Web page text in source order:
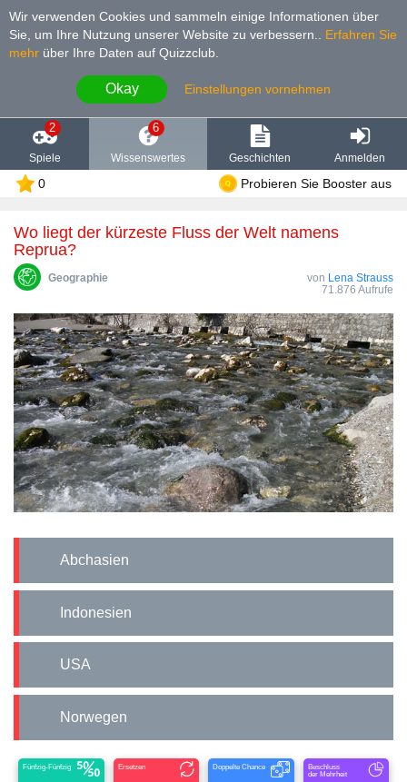
Wir verwenden Cookies und sammeln einige Informationen über
Sie, um Ihre Nutzung unserer Website zu verbessern.
Erfahren Sie
mehr über Ihre Daten auf Quizzclub.
Okay Einstellungen vornehmen
2
Spiele
6
Wissenswertes Geschichten Anmelden
0 Probieren Sie Booster aus
Wo liegt der kürzeste Fluss der Welt namens
Reprua?
Geographie von Lena Strauss
71.876 Aufrufe
Abchasien
Indonesien
USA
Norwegen
Fünfzig-Fünfzig Ersetzen Doppelte Chance
Beschluss
der Mehrheit